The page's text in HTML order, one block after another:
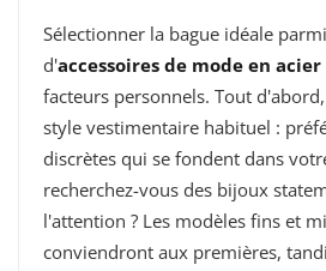
Sélectionner la bague idéale
d'accessoires de mode en acier
facteurs personnels. Tout
style vestimentaire habituel :
discrètes qui se fondent dans
recherchez-vous des bijoux
l'attention ? Les modèles fins et
conviendront aux premières,